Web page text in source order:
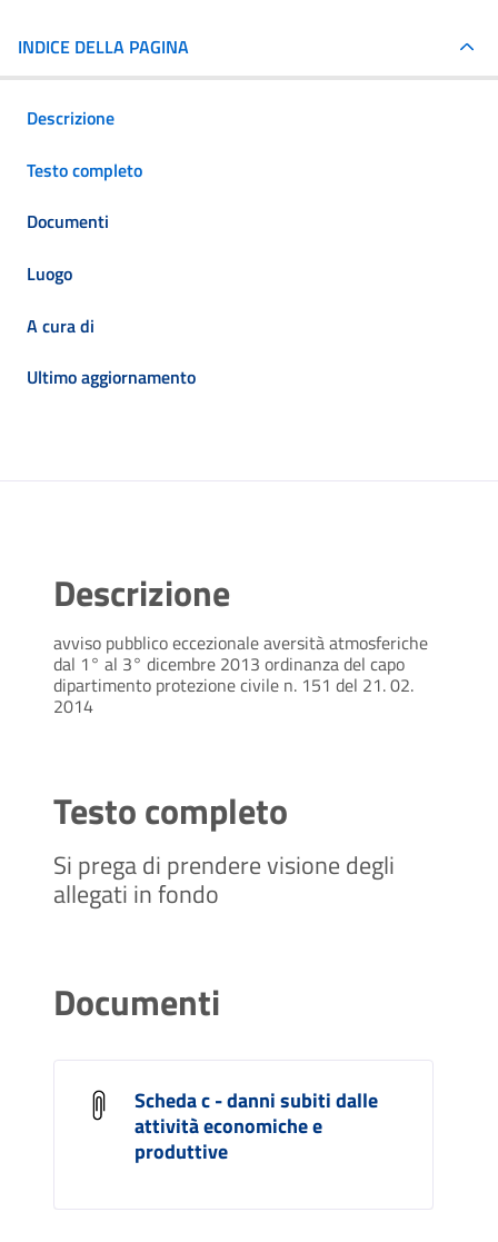
INDICE DELLA PAGINA
Descrizione
Testo completo
Documenti
Luogo
A cura di
Ultimo aggiornamento
Descrizione
avviso pubblico eccezionale aversità atmosferiche
dal 1° al 3° dicembre 2013 ordinanza del capo
dipartimento protezione civile n. 151 del 21. 02.
2014
Testo completo
Si prega di prendere visione degli
allegati in fondo
Documenti
Scheda c - danni subiti dalle
attività economiche e
produttive